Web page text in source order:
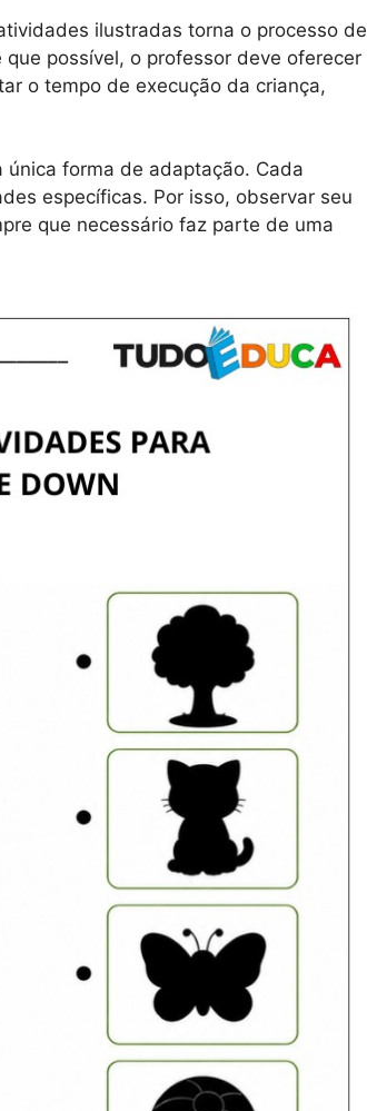
ilustradas torna o processo de
possível, o professor deve oferecer
o tempo de execução da criança,
forma de adaptação. Cada
específicas. Por isso, observar seu
que necessário faz parte de uma